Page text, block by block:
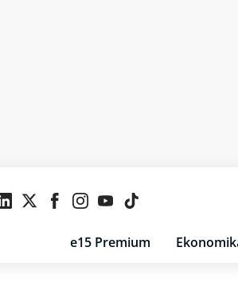
e15 Premium